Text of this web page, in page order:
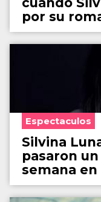
por su
Espectaculos
Silvina
pasaron
semana en